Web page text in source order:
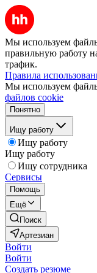
Мы используем
правильную работу
трафик.
Правила
Мы используем
файлов cookie
Понятно
Ищу работу
Ищу работу
Ищу работу
Ищу сотрудника
Сервисы
Помощь
Ещё
Поиск
Артезиан
Войти
Войти
Создать резюме